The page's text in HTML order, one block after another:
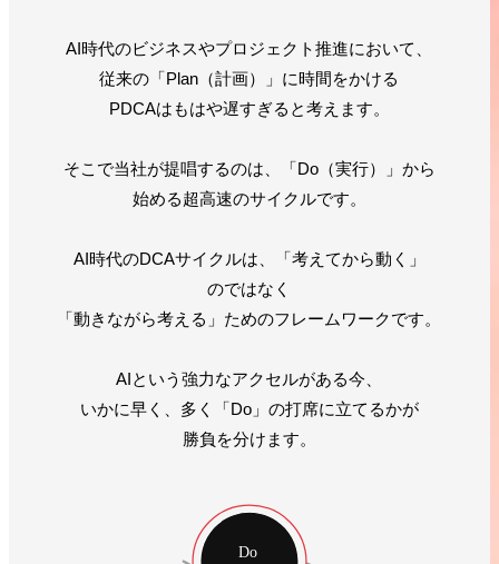
AI時代のビジネスやプロジェクト推進において、
従来の「Plan（計画）」に時間をかける
PDCAはもはや遅すぎると考えます。
そこで当社が提唱するのは、「Do（実行）」から
始める超高速のサイクルです。
AI時代のDCAサイクルは、「考えてから動く」
のではなく
「動きながら考える」ためのフレームワークです。
AIという強力なアクセルがある今、
いかに早く、多く「Do」の打席に立てるかが
勝負を分けます。